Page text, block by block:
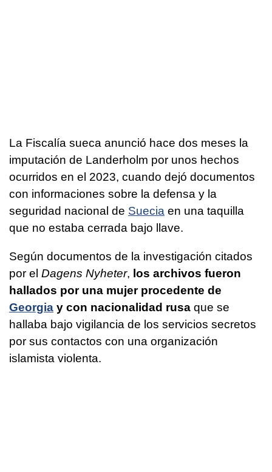
La Fiscalía sueca anunció hace dos meses la
imputación de Landerholm por unos hechos
ocurridos en el 2023, cuando dejó documentos
con informaciones sobre la defensa y la
seguridad nacional de Suecia en una taquilla
que no estaba cerrada bajo llave.
Según documentos de la investigación citados
por el Dagens Nyheter, los archivos fueron
hallados por una mujer procedente de
Georgia y con nacionalidad rusa que se
hallaba bajo vigilancia de los servicios secretos
por sus contactos con una organización
islamista violenta.